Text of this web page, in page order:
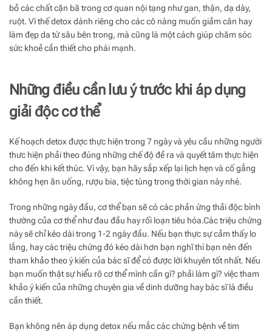
bỏ các chất cặn bã trong cơ quan nội tạng như gan, thận, dạ dày,
ruột. Vì thế detox dành riêng cho các cô nàng muốn giảm cân hay
làm đẹp da từ sâu bên trong, mà cũng là một cách giúp chăm sóc
sức khoẻ cần thiết cho phái mạnh.
Những điều cần lưu ý trước khi áp dụng
giải độc cơ thể
Kế hoạch detox được thực hiện trong 7 ngày và yêu cầu những người
thưc hiện phải theo đúng những chế độ đề ra và quyết tâm thực hiện
cho đến khi kết thúc. Vì vậy, bạn hãy sắp xếp lại lịch hẹn và cố gắng
không hẹn ăn uống, rượu bia, tiệc tùng trong thời gian này nhé.
Trong những ngày đầu, cơ thể bạn sẽ có các phản ứng thải độc bình
thường của cơ thể như đau đầu hay rối loạn tiêu hóa.Các triệu chứng
này sẽ chỉ kéo dài trong 1-2 ngày đầu. Nếu bạn thực sự cảm thấy lo
lắng, hay các triệu chứng đó kéo dài hơn bạn nghĩ thì bạn nên đến
tham khảo theo ý kiến của bác sĩ để có được lời khuyên tốt nhất. Nếu
bạn muốn thật sự hiểu rõ cơ thể mình cần gì? phải làm gì? việc tham
khảo ý kiến của những chuyên gia về dinh dưỡng hay bác sĩ là điều
cần thiết.
Bạn không nên áp dụng detox nếu mắc các chứng bệnh về tim